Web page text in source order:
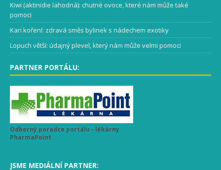
Kiwi (aktinidie lahodná): chutné ovoce, které nám může také
pomoci
Kari koření: zdravá směs bylinek s nádechem exotiky
Lopuch větší: údajný plevel, který nám může velmi pomoci
PARTNER PORTÁLU:
Odborný poradce portálu - lékárny
PharmaPoint
JSME MEDIÁLNÍ PARTNER: